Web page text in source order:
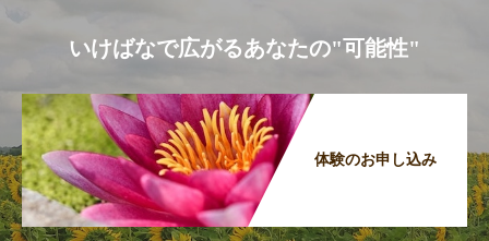
いけばなで広がるあなたの"可能性"
体験のお申し込み